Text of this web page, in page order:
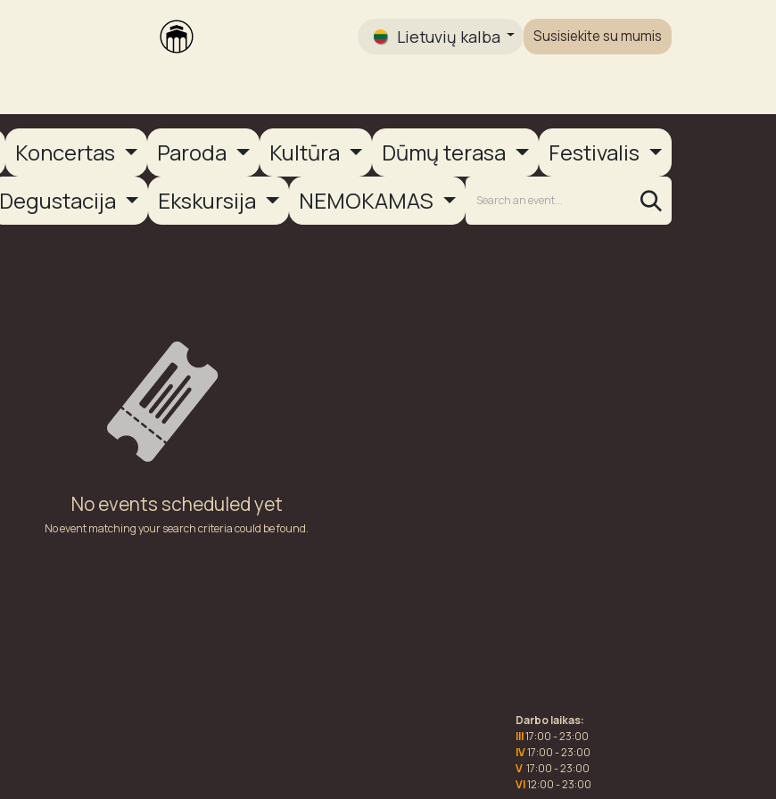
Lietuvių kalba Susisiekite su mumis
Koncertas Paroda Kultūra Dūmų terasa
Festivalis
Degustacija Ekskursija NEMOKAMAS
No events scheduled yet
No event matching your search criteria could be found.
Darbo laikas:
III17:00 - 23:00
IV17:00 - 23:00
V 17:00 - 23:00
VI12:00 - 23:00